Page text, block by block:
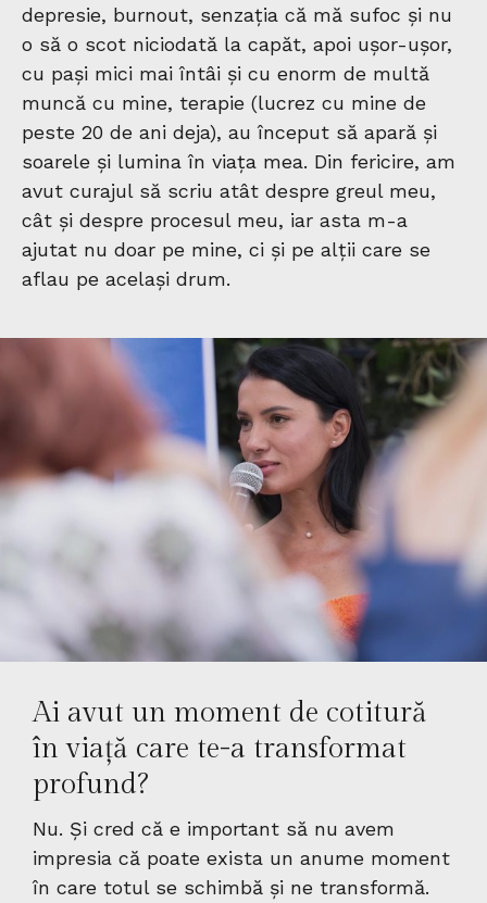
depresie, burnout, senzația că mă sufoc și nu
o să o scot niciodată la capăt, apoi ușor-ușor,
cu pași mici mai întâi și cu enorm de multă
muncă cu mine, terapie (lucrez cu mine de
peste 20 de ani deja), au început să apară și
soarele și lumina în viața mea. Din fericire, am
avut curajul să scriu atât despre greul meu,
cât și despre procesul meu, iar asta m-a
ajutat nu doar pe mine, ci și pe alții care se
aflau pe același drum.
Ai avut un moment de cotitură
în viață care te-a transformat
profund?
Nu. Și cred că e important să nu avem
impresia că poate exista un anume moment
în care totul se schimbă și ne transformă.